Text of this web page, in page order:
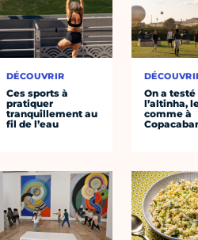
DÉCOUVRIR
Ces sports à
pratiquer
tranquillement au
fil de l’eau
On a testé
l’altinha,
comme à